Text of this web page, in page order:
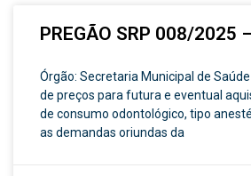
PREGÃO SRP 008/2025
Órgão: Secretaria Municipal de
de preços para futura e eventual
de consumo odontológico, tipo
as demandas oriundas da